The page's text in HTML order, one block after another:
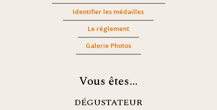
Identifier les médailles
Le règlement
Galerie Photos
Vous êtes…
DÉGUSTATEUR